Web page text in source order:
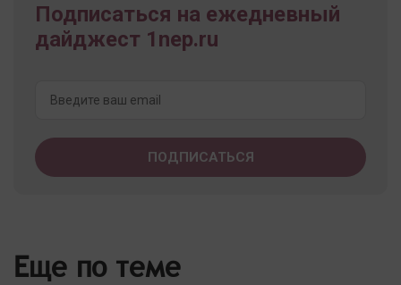
Подписаться на ежедневный
дайджест 1nep.ru
Еще по теме